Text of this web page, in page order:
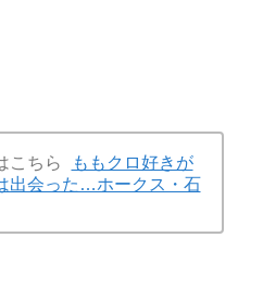
こちら
ももクロ好きが
出会った…ホークス・石